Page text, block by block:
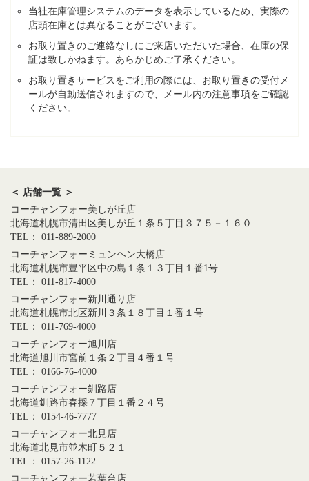
当社在庫管理システムのデータを表示しているため、実際の
店頭在庫とは異なることがございます。
お取り置きのご連絡なしにご来店いただいた場合、在庫の保
証は致しかねます。あらかじめご了承ください。
お取り置きサービスをご利用の際には、お取り置きの受付メ
ールが自動送信されますので、メール内の注意事項をご確認
ください。
＜ 店舗一覧 ＞
コーチャンフォー美しが丘店
北海道札幌市清田区美しが丘１条５丁目３７５－１６０
TEL： 011-889-2000
コーチャンフォーミュンヘン大橋店
北海道札幌市豊平区中の島１条１３丁目１番1号
TEL： 011-817-4000
コーチャンフォー新川通り店
北海道札幌市北区新川３条１８丁目１番１号
TEL： 011-769-4000
コーチャンフォー旭川店
北海道旭川市宮前１条２丁目４番１号
TEL： 0166-76-4000
コーチャンフォー釧路店
北海道釧路市春採７丁目１番２４号
TEL： 0154-46-7777
コーチャンフォー北見店
北海道北見市並木町５２１
TEL： 0157-26-1122
コーチャンフォー若葉台店